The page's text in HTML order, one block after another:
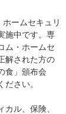
ームセキュリ
施中です。専
ム・ホームセ
解された方の
食」頒布会
さい。
ル、保険、